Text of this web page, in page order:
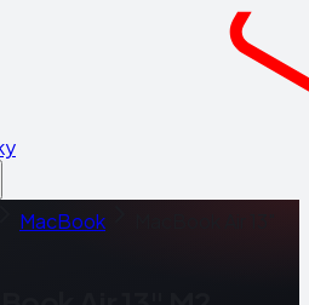
MacBook